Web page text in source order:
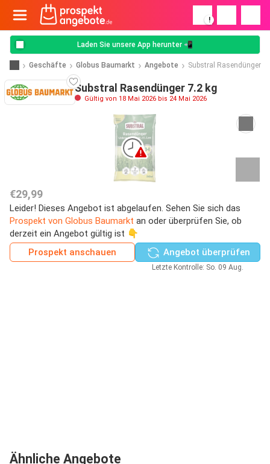
!
Laden Sie unsere App herunter 📲
Geschäfte Globus Baumarkt Angebote Substral Rasendünger
Substral Rasendünger 7.2 kg
Gültig von 18 Mai 2026 bis 24 Mai 2026
€29,99
Leider! Dieses Angebot ist abgelaufen. Sehen Sie sich das
Prospekt von Globus Baumarkt an oder überprüfen Sie, ob
derzeit ein Angebot gültig ist 👇
Prospekt anschauen
Angebot überprüfen
Letzte Kontrolle: So. 09 Aug.
Ähnliche Angebote